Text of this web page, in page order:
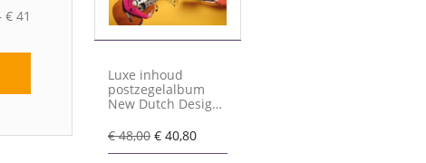
€ 41
Luxe inhoud
postzegelalbum
New Dutch Design
€48,00 Oorspronkelijke
prijs
€ 40,80Huidige
prijs